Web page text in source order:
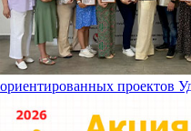
ориентированных проектов